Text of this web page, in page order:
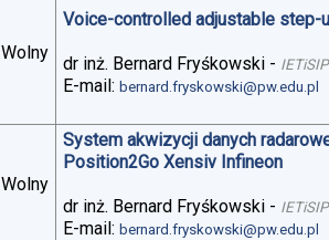
Wolny
Voice-controlled adjustable step-
dr inż. Bernard Fryśkowski - IETiSIP
E-mail:bernard.fryskowski@pw.edu.pl
Wolny
System akwizycji danych
Position2Go Xensiv Infineon
dr inż. Bernard Fryśkowski - IETiSIP
E-mail:bernard.fryskowski@pw.edu.pl